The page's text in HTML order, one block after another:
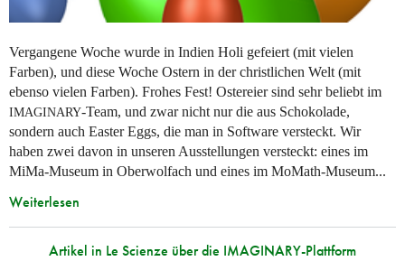
Vergangene Woche wurde in Indien Holi gefeiert (mit vielen
Farben), und diese Woche Ostern in der christlichen Welt (mit
ebenso vielen Farben). Frohes Fest! Ostereier sind sehr beliebt im
IMAGINARY-Team, und zwar nicht nur die aus Schokolade,
sondern auch Easter Eggs, die man in Software versteckt. Wir
haben zwei davon in unseren Ausstellungen versteckt: eines im
MiMa-Museum in Oberwolfach und eines im MoMath-Museum...
Weiterlesen
Artikel in Le Scienze über die IMAGINARY-Plattform